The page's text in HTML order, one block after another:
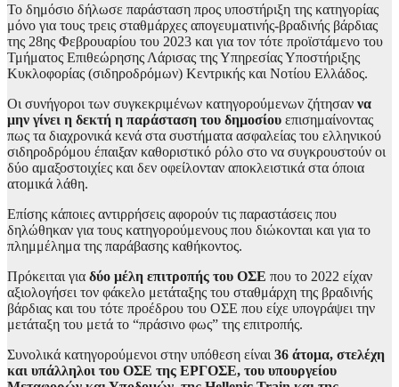
Το δημόσιο δήλωσε παράσταση προς υποστήριξη της κατηγορίας
μόνο για τους τρεις σταθμάρχες απογευματινής-βραδινής βάρδιας
της 28ης Φεβρουαρίου του 2023 και για τον τότε προϊστάμενο του
Τμήματος Επιθεώρησης Λάρισας της Υπηρεσίας Υποστήριξης
Κυκλοφορίας (σιδηροδρόμων) Κεντρικής και Νοτίου Ελλάδος.
Οι συνήγοροι των συγκεκριμένων κατηγορούμενων ζήτησαν να
μην γίνει η δεκτή η παράσταση του δημοσίου επισημαίνοντας
πως τα διαχρονικά κενά στα συστήματα ασφαλείας του ελληνικού
σιδηροδρόμου έπαιξαν καθοριστικό ρόλο στο να συγκρουστούν οι
δύο αμαξοστοιχίες και δεν οφείλονταν αποκλειστικά στα όποια
ατομικά λάθη.
Επίσης κάποιες αντιρρήσεις αφορούν τις παραστάσεις που
δηλώθηκαν για τους κατηγορούμενους που διώκονται και για το
πλημμέλημα της παράβασης καθήκοντος.
Πρόκειται για δύο μέλη επιτροπής του ΟΣΕ που το 2022 είχαν
αξιολογήσει τον φάκελο μετάταξης του σταθμάρχη της βραδινής
βάρδιας και του τότε προέδρου του ΟΣΕ που είχε υπογράψει την
μετάταξη του μετά το “πράσινο φως” της επιτροπής.
Συνολικά κατηγορούμενοι στην υπόθεση είναι 36 άτομα, στελέχη
και υπάλληλοι του ΟΣΕ της ΕΡΓΟΣΕ, του υπουργείου